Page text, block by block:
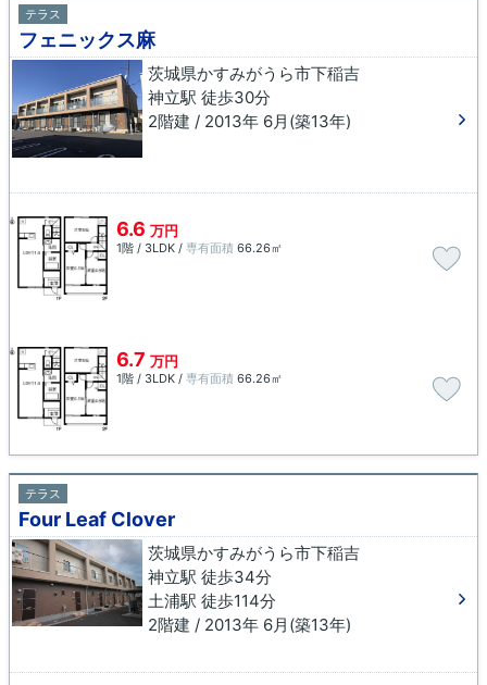
テラス
フェニックス麻
茨城県かすみがうら市下稲吉
神立駅 徒歩30分
2階建 / 2013年 6月(築13年)
6.6 万円
1階 / 3LDK / 専有面積 66.26㎡
6.7 万円
1階 / 3LDK / 専有面積 66.26㎡
テラス
Four Leaf Clover
茨城県かすみがうら市下稲吉
神立駅 徒歩34分
土浦駅 徒歩114分
2階建 / 2013年 6月(築13年)